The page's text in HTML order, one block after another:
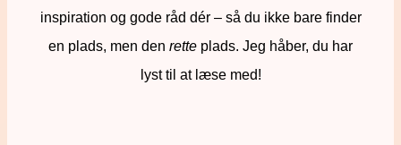
inspiration og gode råd dér – så du ikke bare finder
en plads, men den rette plads. Jeg håber, du har
lyst til at læse med!